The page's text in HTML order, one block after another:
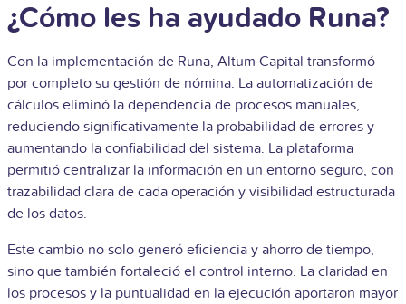
¿Cómo les ha ayudado Runa?
Con la implementación de Runa, Altum Capital transformó
por completo su gestión de nómina. La automatización de
cálculos eliminó la dependencia de procesos manuales,
reduciendo significativamente la probabilidad de errores y
aumentando la confiabilidad del sistema. La plataforma
permitió centralizar la información en un entorno seguro, con
trazabilidad clara de cada operación y visibilidad estructurada
de los datos.
Este cambio no solo generó eficiencia y ahorro de tiempo,
sino que también fortaleció el control interno. La claridad en
los procesos y la puntualidad en la ejecución aportaron mayor